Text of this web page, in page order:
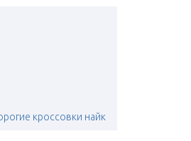
кроссовки найк